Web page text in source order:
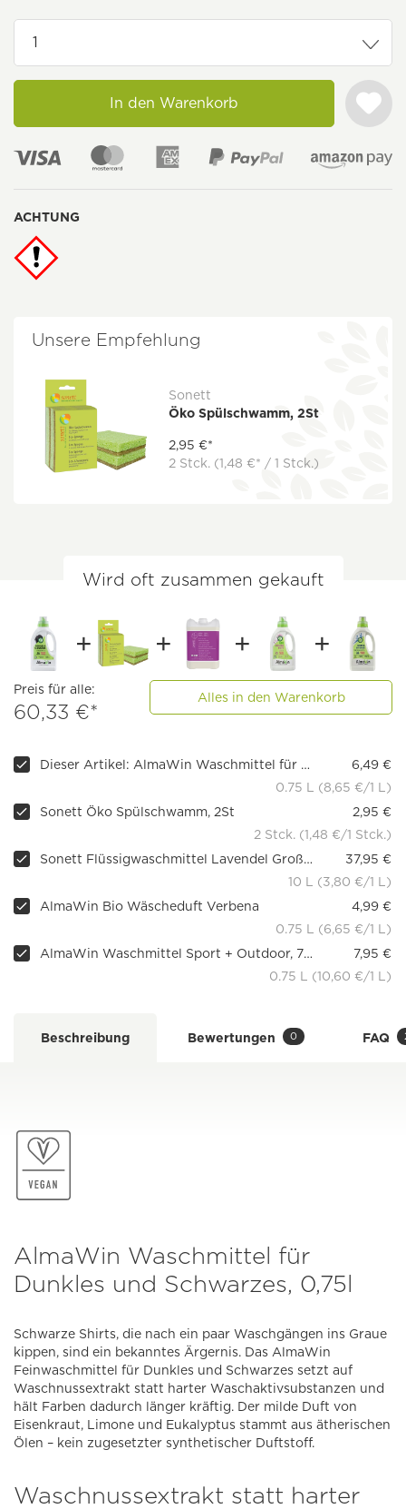
In den Warenkorb
ACHTUNG
Unsere Empfehlung
Sonett
Öko Spülschwamm, 2St
2,95 €*
2 Stck. (1,48 €* / 1 Stck.)
Wird oft zusammen gekauft
Preis für alle:
60,33 €*
Alles in den Warenkorb
Dieser Artikel: AlmaWin Waschmittel für Dunkles und Schwarzes, 0,75l
6,49 €
0.75 L (8,65 €/1 L)
Sonett Öko Spülschwamm, 2St
2,95 €
2 Stck. (1,48 €/1 Stck.)
Sonett Flüssigwaschmittel Lavendel Großgebinde, 20 l
37,95 €
10 L (3,80 €/1 L)
AlmaWin Bio Wäscheduft Verbena
4,99 €
0.75 L (6,65 €/1 L)
AlmaWin Waschmittel Sport + Outdoor, 750ml
7,95 €
0.75 L (10,60 €/1 L)
Beschreibung Bewertungen 0 FAQ
AlmaWin Waschmittel für
Dunkles und Schwarzes, 0,75l
Schwarze Shirts, die nach ein paar Waschgängen ins Graue
kippen, sind ein bekanntes Ärgernis. Das AlmaWin
Feinwaschmittel für Dunkles und Schwarzes setzt auf
Waschnussextrakt statt harter Waschaktivsubstanzen und
hält Farben dadurch länger kräftig. Der milde Duft von
Eisenkraut, Limone und Eukalyptus stammt aus ätherischen
Ölen – kein zugesetzter synthetischer Duftstoff.
Waschnussextrakt statt harter